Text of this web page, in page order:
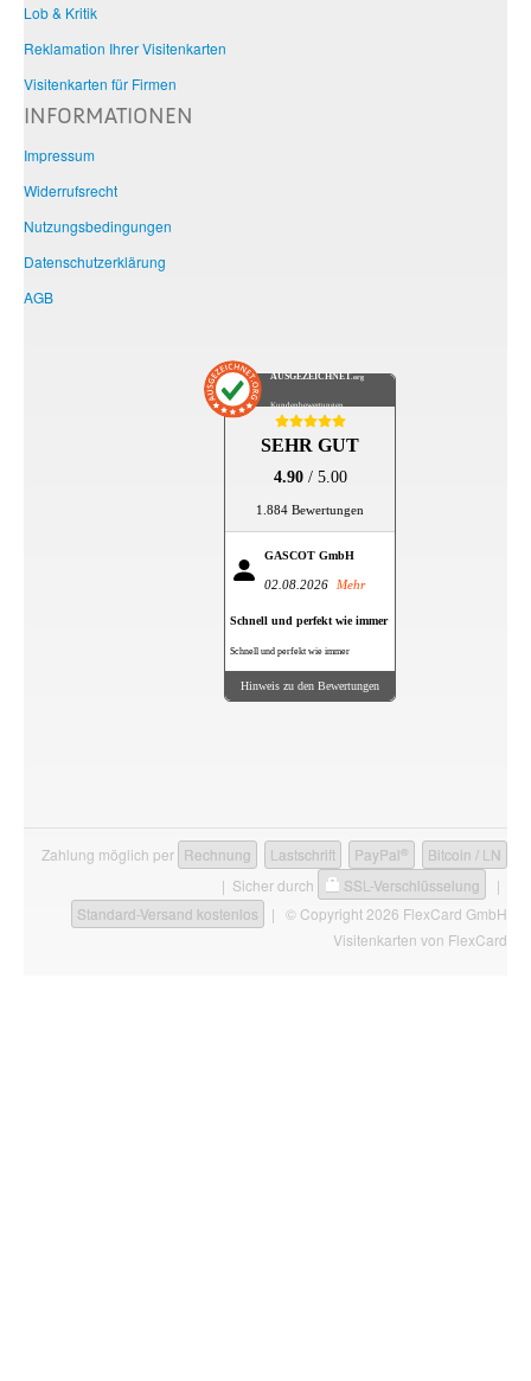
Lob & Kritik
Reklamation Ihrer Visitenkarten
Visitenkarten für Firmen
INFORMATIONEN
Impressum
Widerrufsrecht
Nutzungsbedingungen
Datenschutzerklärung
AGB
AUSGEZEICHNET .org
Kundenbewertungen
SEHR GUT
4.90 / 5.00
1.884 Bewertungen
GASCOT GmbH
02.08.2026 Mehr
Schnell und perfekt wie immer
Schnell und perfekt wie immer
Hinweis zu den Bewertungen
Zahlung möglich per Rechnung Lastschrift PayPal ®
Bitcoin / LN
| Sicher durch
SSL-Verschlüsselung
|
Standard-Versand kostenlos
| © Copyright 2026 FlexCard GmbH
Visitenkarten von FlexCard